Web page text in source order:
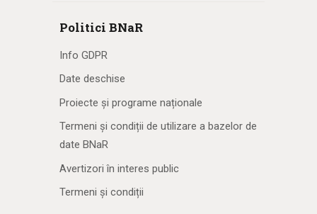
Politici BNaR
Info GDPR
Date deschise
Proiecte și programe naționale
Termeni și condiții de utilizare a bazelor de
date BNaR
Avertizori în interes public
Termeni și condiții